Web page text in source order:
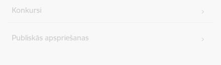
Konkursi
Publiskās apspriešanas